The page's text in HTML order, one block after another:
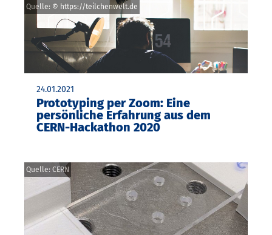
Quelle: © https://teilchenwelt.de
24.01.2021
Prototyping per Zoom: Eine
persönliche Erfahrung aus dem
CERN-Hackathon 2020
Quelle: CERN